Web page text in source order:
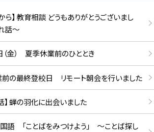
ら】 教育相談 どうもありがとうございまし
話～
（金） 夏季休業前のひととき
の最終登校日 リモート朝会を行いました
】 蝉の羽化に出会いました
語 「ことばをみつけよう」 ～ことば探し